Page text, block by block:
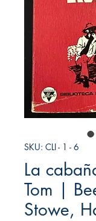
SKU: CLI - 1 - 6
La
Tom |
Stowe,